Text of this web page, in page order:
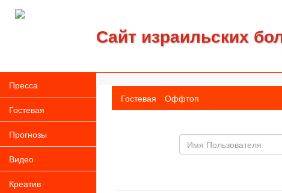
Сайт израильских
Пресса
Гостевая
Прогнозы
Видео
Креатив
Гостевая Оффтоп
Имя
пользователя